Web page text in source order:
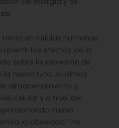
en células humanas
los efectos de la
sobre la expresión de
la nueva ruta, pudimos
almacenamiento y
celular y a nivel del
nueva
la obesidad,” ha